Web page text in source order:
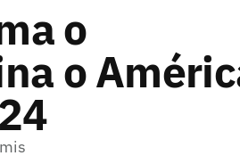
o
o